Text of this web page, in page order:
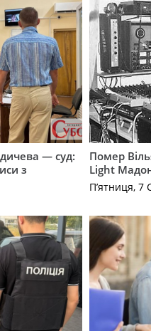
— суд:
з
Помер
Light
П’ятниця, 7